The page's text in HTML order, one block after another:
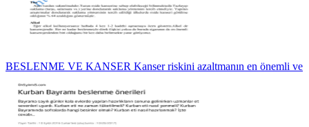
BESLENME VE KANSER Kanser riskini azaltmanın en önemli ve